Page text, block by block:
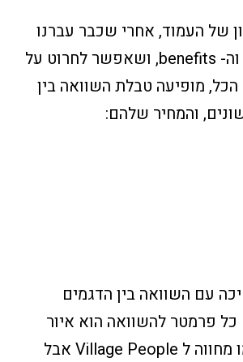
של העמוד, אחרי שכבר עברנו
על כל הפיצ'רים וה- benefits, ושאפשר לחרוט על
הכל, מופיעה טבלת השוואה בין
והמחיר שלהם:
עם השוואה בין הדגמים
פרמטר להשוואה הוא איור
(כולם נראים כמו מחווה ל Village People אבל